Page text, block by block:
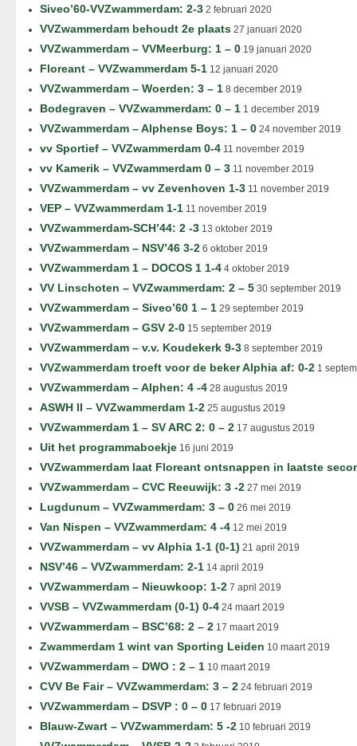
Siveo’60-VVZwammerdam: 2-3 2 februari 2020
VVZwammerdam behoudt 2e plaats 27 januari 2020
VVZwammerdam – VVMeerburg: 1 – 0 19 januari 2020
Floreant – VVZwammerdam 5-1 12 januari 2020
VVZwammerdam – Woerden: 3 – 1 8 december 2019
Bodegraven – VVZwammerdam: 0 – 1 1 december 2019
VVZwammerdam – Alphense Boys: 1 – 0 24 november 2019
vv Sportief – VVZwammerdam 0-4 11 november 2019
vv Kamerik – VVZwammerdam 0 – 3 11 november 2019
VVZwammerdam – vv Zevenhoven 1-3 11 november 2019
VEP – VVZwammerdam 1-1 11 november 2019
VVZwammerdam-SCH’44: 2 -3 13 oktober 2019
VVZwammerdam – NSV’46 3-2 6 oktober 2019
VVZwammerdam 1 – DOCOS 1 1-4 4 oktober 2019
VV Linschoten – VVZwammerdam: 2 – 5 30 september 2019
VVZwammerdam – Siveo’60 1 – 1 29 september 2019
VVZwammerdam – GSV 2-0 15 september 2019
VVZwammerdam – v.v. Koudekerk 9-3 8 september 2019
VVZwammerdam troeft voor de beker Alphia af: 0-2 1
VVZwammerdam – Alphen: 4 -4 28 augustus 2019
ASWH II – VVZwammerdam 1-2 25 augustus 2019
VVZwammerdam 1 – SV ARC 2: 0 – 2 17 augustus 2019
Uit het programmaboekje 16 juni 2019
VVZwammerdam laat Floreant ontsnappen in laatste
VVZwammerdam – CVC Reeuwijk: 3 -2 27 mei 2019
Lugdunum – VVZwammerdam: 3 – 0 26 mei 2019
Van Nispen – VVZwammerdam: 4 -4 12 mei 2019
VVZwammerdam – vv Alphia 1-1 (0-1) 21 april 2019
NSV’46 – VVZwammerdam: 2-1 14 april 2019
VVZwammerdam – Nieuwkoop: 1-2 7 april 2019
VVSB – VVZwammerdam (0-1) 0-4 24 maart 2019
VVZwammerdam – BSC’68: 2 – 2 17 maart 2019
Zwammerdam 1 wint van Sporting Leiden 10 maart 2019
VVZwammerdam – DWO : 2 – 1 10 maart 2019
CVV Be Fair – VVZwammerdam: 3 – 2 24 februari 2019
VVZwammerdam – DSVP : 0 – 0 17 februari 2019
Blauw-Zwart – VVZwammerdam: 5 -2 10 februari 2019